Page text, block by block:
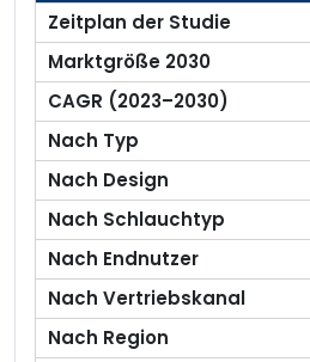
Zeitplan der Studie
Marktgröße 2030
CAGR (2023–2030)
Nach Typ
Nach Design
Nach Schlauchtyp
Nach Endnutzer
Nach Vertriebskanal
Nach Region